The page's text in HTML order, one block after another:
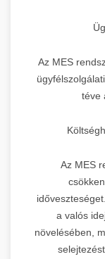
Az MES
téve
Az MES
a valós
növelésében,